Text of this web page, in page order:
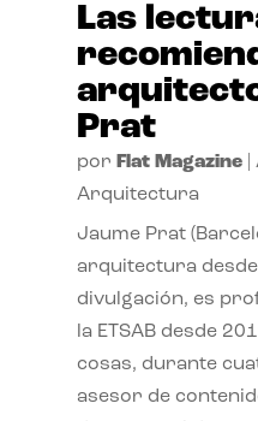
Las
Prat
por Flat Magazine|
Arquitectura
Jaume Prat
arquitectura
divulgación, es
la ETSAB desde
cosas, durante
asesor de